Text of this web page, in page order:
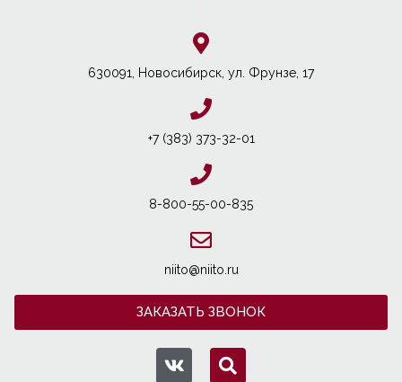
630091, Новосибирcк, ул. Фрунзе, 17
+7 (383) 373-32-01
8-800-55-00-835
niito@niito.ru
ЗАКАЗАТЬ ЗВОНОК